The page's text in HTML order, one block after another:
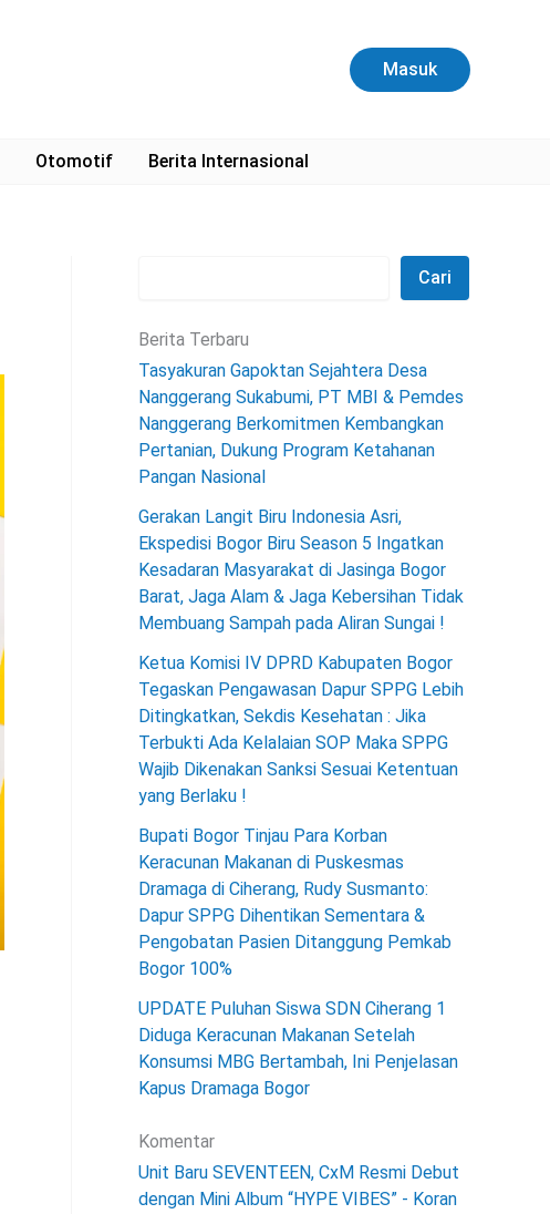
Masuk
Otomotif Berita Internasional
Cari
Berita Terbaru
Tasyakuran Gapoktan Sejahtera Desa
Nanggerang Sukabumi, PT MBI & Pemdes
Nanggerang Berkomitmen Kembangkan
Pertanian, Dukung Program Ketahanan
Pangan Nasional
Gerakan Langit Biru Indonesia Asri,
Ekspedisi Bogor Biru Season 5 Ingatkan
Kesadaran Masyarakat di Jasinga Bogor
Barat, Jaga Alam & Jaga Kebersihan Tidak
Membuang Sampah pada Aliran Sungai !
Ketua Komisi IV DPRD Kabupaten Bogor
Tegaskan Pengawasan Dapur SPPG Lebih
Ditingkatkan, Sekdis Kesehatan : Jika
Terbukti Ada Kelalaian SOP Maka SPPG
Wajib Dikenakan Sanksi Sesuai Ketentuan
yang Berlaku !
Bupati Bogor Tinjau Para Korban
Keracunan Makanan di Puskesmas
Dramaga di Ciherang, Rudy Susmanto:
Dapur SPPG Dihentikan Sementara &
Pengobatan Pasien Ditanggung Pemkab
Bogor 100%
UPDATE Puluhan Siswa SDN Ciherang 1
Diduga Keracunan Makanan Setelah
Konsumsi MBG Bertambah, Ini Penjelasan
Kapus Dramaga Bogor
Komentar
Unit Baru SEVENTEEN, CxM Resmi Debut
dengan Mini Album “HYPE VIBES” - Koran